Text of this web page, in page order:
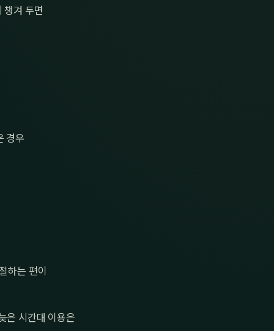
챙겨 두면
경우
하는 편이
은 시간대 이용은